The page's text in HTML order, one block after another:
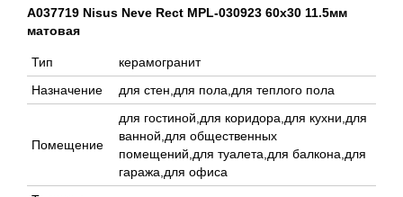
A037719 Nisus Neve Rect MPL-030923 60x30 11.5мм
матовая
Тип
керамогранит
Назначение
для стен,для пола,для теплого пола
Помещение
для гостиной,для коридора,для кухни,для
ванной,для общественных
помещений,для туалета,для балкона,для
гаража,для офиса